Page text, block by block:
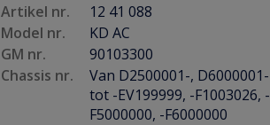
Artikel nr.
12 41 088
Model nr.
KD AC
GM nr.
90103300
Chassis nr.
Van D2500001-, D6000001-
tot -EV199999, -F1003026, -
F5000000, -F6000000